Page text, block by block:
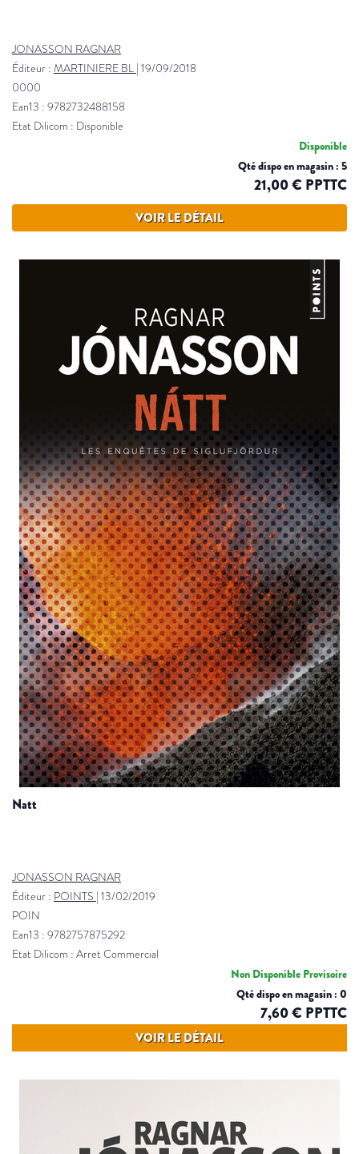
JONASSON RAGNAR
Éditeur : MARTINIERE BL | 19/09/2018
0000
Ean13 : 9782732488158
Etat Dilicom : Disponible
Disponible
Qté dispo en magasin : 5
21,00 € PPTTC
VOIR LE DÉTAIL
natt
JONASSON RAGNAR
Éditeur : POINTS | 13/02/2019
POIN
Ean13 : 9782757875292
Etat Dilicom : Arret Commercial
Non Disponible Provisoire
Qté dispo en magasin : 0
7,60 € PPTTC
VOIR LE DÉTAIL